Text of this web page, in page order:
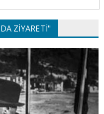
ZIYARETI"